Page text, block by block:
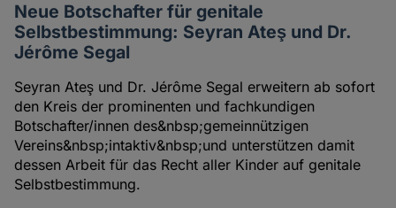
Neue Botschafter für genitale
Selbstbestimmung: Seyran Ateş und Dr.
Jérôme Segal
Seyran Ateş und Dr. Jérôme Segal erweitern ab sofort
den Kreis der prominenten und fachkundigen
Botschafter/innen des&nbsp;gemeinnützigen
Vereins&nbsp;intaktiv&nbsp;und unterstützen damit
dessen Arbeit für das Recht aller Kinder auf genitale
Selbstbestimmung.